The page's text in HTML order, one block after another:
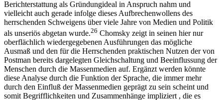
Berichterstattung als Gründungideal in Anspruch nahm und
vielleicht auch gerade infolge dieses Aufbrechenwollens des
herrschenden Schweigens über viele Jahre von Medien und Politik
als unseriös abgetan wurde.26 Chomsky zeigt in seinen hier nur
oberflächlich wiedergegebenen Ausführungen das mögliche
Ausmaß und den für die Herrschenden praktischen Nutzen der von
Postman bereits dargelegten Gleichschaltung und Beeinflussung der
Menschen durch die Massenmedien auf. Ergänzt werden könnte
diese Analyse durch die Funktion der Sprache, die immer mehr
durch den Einfluß der Massenmedien geprägt zu sein scheint und
somit Begrifflichkeiten und Zusammenhänge impliziert , die es